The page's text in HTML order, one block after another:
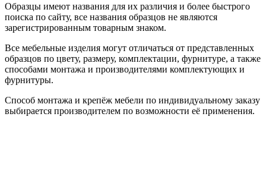
Образцы имеют названия для их различия и более быстрого
поиска по сайту, все названия образцов не являются
зарегистрированным товарным знаком.
Все мебельные изделия могут отличаться от представленных
образцов по цвету, размеру, комплектации, фурнитуре, а также
способами монтажа и производителями комплектующих и
фурнитуры.
Способ монтажа и крепёж мебели по индивидуальному заказу
выбирается производителем по возможности её применения.